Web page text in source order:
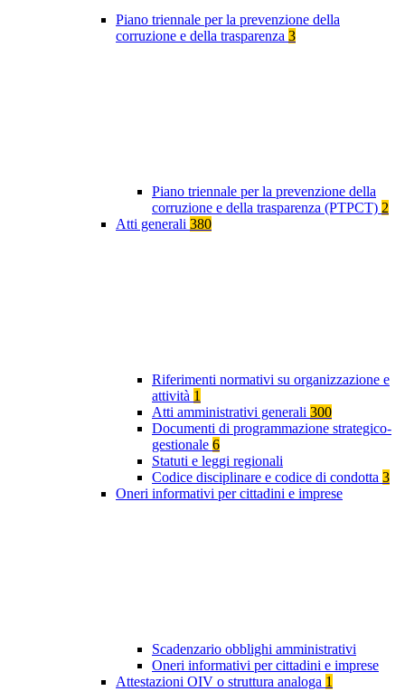
Piano triennale per la prevenzione della
corruzione e della trasparenza 3
Piano triennale per la prevenzione della
corruzione e della trasparenza (PTPCT) 2
Atti generali 380
Riferimenti normativi su organizzazione e
attività 1
Atti amministrativi generali 300
Documenti di programmazione strategico-
gestionale 6
Statuti e leggi regionali
Codice disciplinare e codice di condotta 3
Oneri informativi per cittadini e imprese
Scadenzario obblighi amministrativi
Oneri informativi per cittadini e imprese
Attestazioni OIV o struttura analoga 1